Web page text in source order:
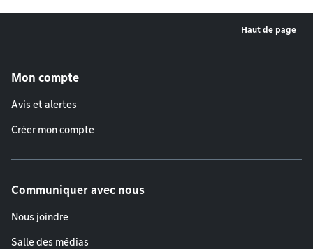
Haut de page
Mon compte
Avis et alertes
Créer mon compte
Communiquer avec nous
Nous joindre
Salle des médias